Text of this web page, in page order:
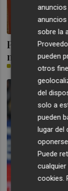
Pampín:
mirarnos un
sobre la
pueden
otros
del
solo a
pueden
lugar del
Puede
cookies .